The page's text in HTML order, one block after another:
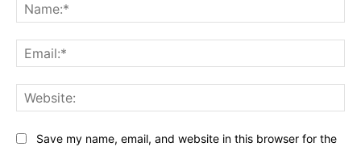
Save my name, email, and website in this browser for the